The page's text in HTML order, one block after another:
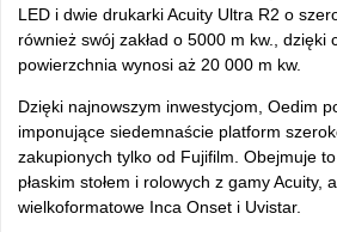
LED i dwie drukarki Acuity Ultra R2 o
również swój zakład o 5000 m kw., dzięki
powierzchnia wynosi aż 20 000 m kw.
Dzięki najnowszym inwestycjom, Oedim
imponujące siedemnaście platform
zakupionych tylko od Fujifilm. Obejmuje
płaskim stołem i rolowych z gamy Acuity,
wielkoformatowe Inca Onset i Uvistar.